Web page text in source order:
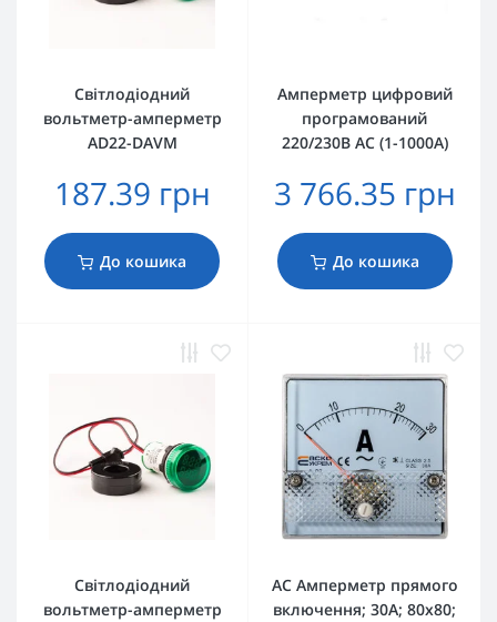
Світлодіодний
вольтметр-амперметр
AD22-DAVM
187.39 грн
До кошика
Амперметр цифровий
програмований
220/230В AC (1-1000А)
3 766.35 грн
До кошика
Світлодіодний
вольтметр-амперметр
AС Амперметр прямого
включення; 30А; 80х80;